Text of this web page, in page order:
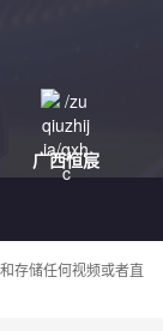
广西恒宸
存储任何视频或者直